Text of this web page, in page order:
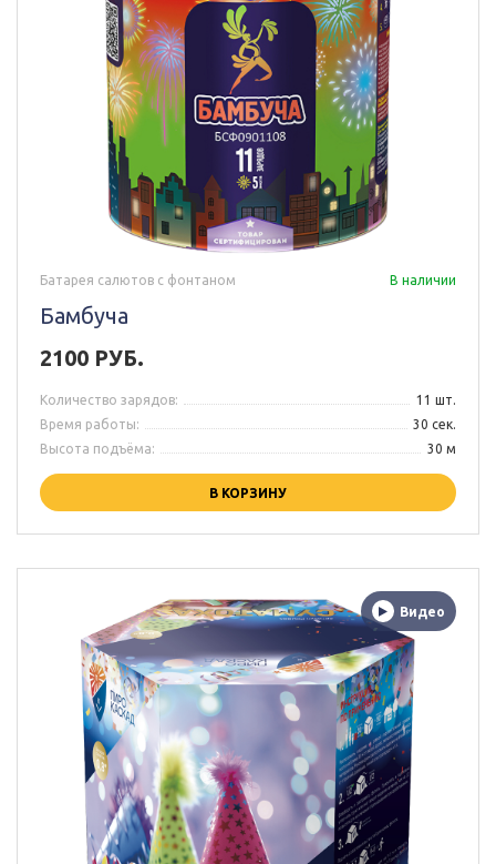
Батарея салютов с фонтаном В наличии
Бамбуча
2100 РУБ.
Количество зарядов:
11 шт.
Время работы:
30 сек.
Высота подъёма:
30 м
В КОРЗИНУ
Видео